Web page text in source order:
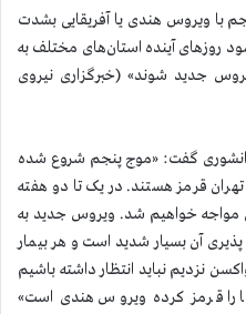
با ويروس هندی یا آفریقایی بشدت
روز‌های آینده استان‌های مختلف به
جدید شوند» (خبرگزاری نیروی
گفت: «موج پنجم شروع شده
قرمز هستند. در یک تا دو هفته
مواجه خواهیم شد. ویروس جدید به
آن بسیار شدید است و هر بیمار
چون واکسن نزدیم نباید انتظار داشته باشیم
را قرمز کرده ویروس هندی است»